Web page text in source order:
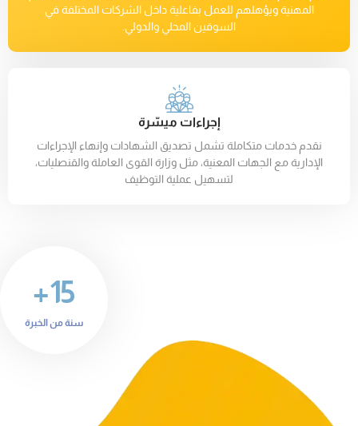
المهنية ويؤهلهم للعمل بفاعلية داخل الشركات المختلفة في
السوقين المحلي والدولي.
إجراءات ميسّرة
نقدم خدمات متكاملة تشمل تصديق الشهادات وإنهاء الإجراءات
الإدارية مع الجهات المعنية، مثل وزارة القوى العاملة والقنصليات،
لتسهيل عملية التوظيف
15+
سنة من الخبرة